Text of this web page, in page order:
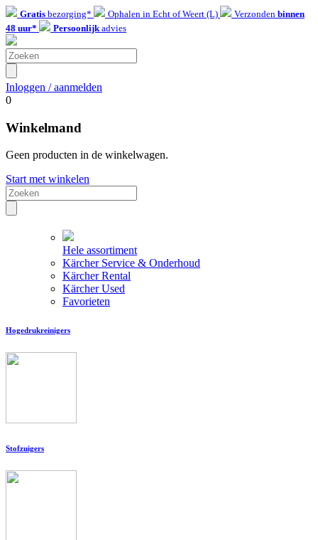
Gratis bezorging* Ophalen in Echt of Weert (L) Verzonden binnen
48 uur*
Persoonlijkadvies
Inloggen / aanmelden
0
Winkelmand
Geen producten in de winkelwagen.
Start met winkelen
Hele assortiment
Kärcher Service & Onderhoud
Kärcher Rental
Kärcher Used
Favorieten
Hogedrukreinigers
Stofzuigers